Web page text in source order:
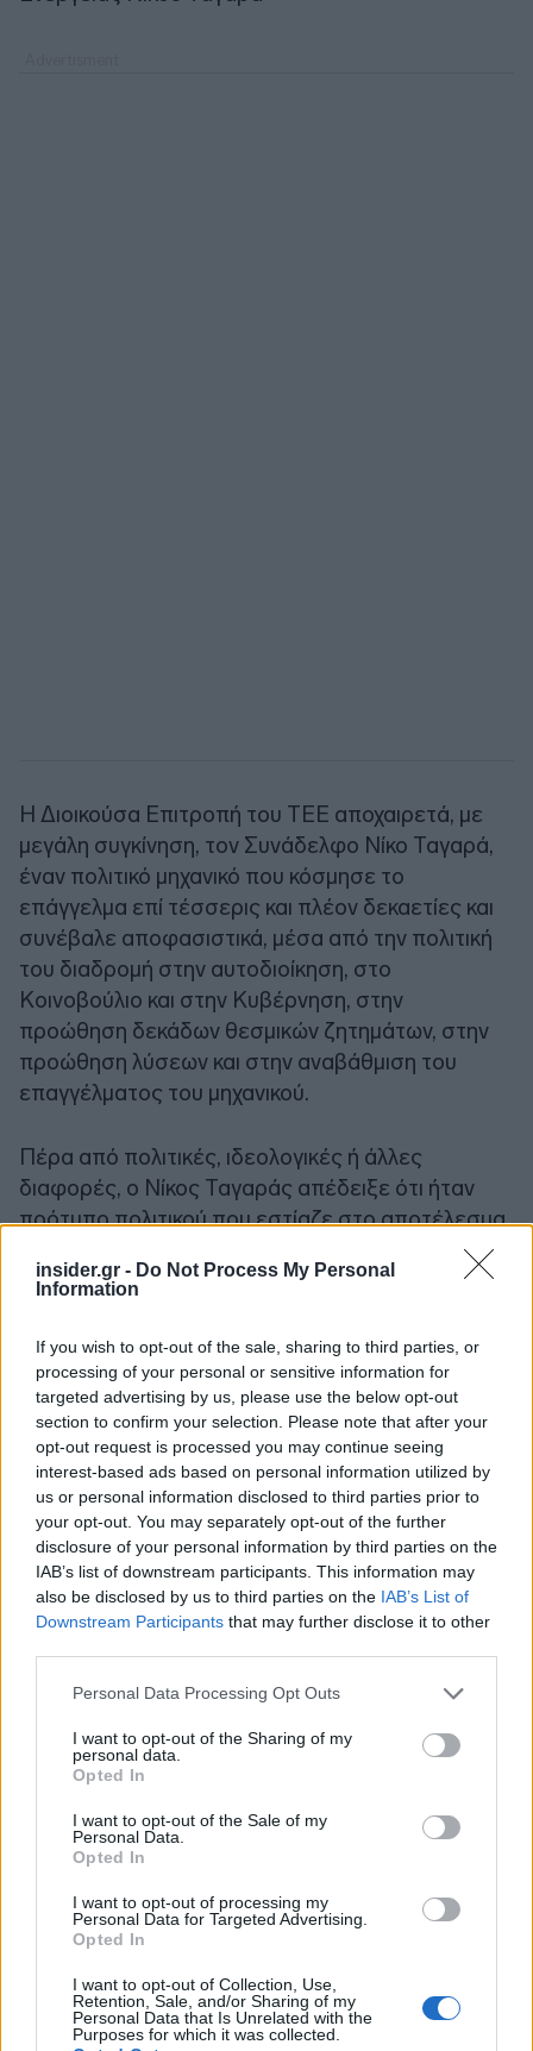
insider.gr - Do Not Process My Personal
Information
If you wish to opt-out of the sale, sharing to third parties, or
processing of your personal or sensitive information for
targeted advertising by us, please use the below opt-out
section to confirm your selection. Please note that after your
opt-out request is processed you may continue seeing
interest-based ads based on personal information utilized by
us or personal information disclosed to third parties prior to
your opt-out. You may separately opt-out of the further
disclosure of your personal information by third parties on the
IAB’s list of downstream participants. This information may
also be disclosed by us to third parties on the IAB’s List of
Downstream Participants that may further disclose it to other
Please note that this website/app uses one or more Google
not limited to your visit or usage behaviour. You may click to
grant or deny consent to Google and its third-party tags to
use your data for below specified purposes in below Google
consent section.
Personal Data Processing Opt Outs
I want to opt-out of the Sharing of my
personal data.
Opted In
I want to opt-out of the Sale of my
Personal Data.
Opted In
I want to opt-out of processing my
Personal Data for Targeted Advertising.
Opted In
I want to opt-out of Collection, Use,
Retention, Sale, and/or Sharing of my
Personal Data that Is Unrelated with the
Purposes for which it was collected.
Η Διοικούσα Επιτροπή του ΤΕΕ αποχαιρετά, με
μεγάλη συγκίνηση, τον Συνάδελφο Νίκο Ταγαρά,
έναν πολιτικό μηχανικό που κόσμησε το
επάγγελμα επί τέσσερις και πλέον δεκαετίες και
συνέβαλε αποφασιστικά, μέσα από την πολιτική
του διαδρομή στην αυτοδιοίκηση, στο
Κοινοβούλιο και στην Κυβέρνηση, στην
προώθηση δεκάδων θεσμικών ζητημάτων, στην
προώθηση λύσεων και στην αναβάθμιση του
επαγγέλματος του μηχανικού.
Πέρα από πολιτικές, ιδεολογικές ή άλλες
διαφορές, ο Νίκος Ταγαράς απέδειξε ότι ήταν
πρότυπο πολιτικού που εστίαζε στο αποτέλεσμα.
Με το έργο του, τεκμηρίωσε την ανάγκη για την
επιλογή πολιτικών με σπουδές μηχανικού σε
παραγωγικών υπουργείων. Το ΤΕΕ χάνει έναν
συνάδελφο που μεριμνούσε πάντα για όσα
απασχολούν τους μηχανικούς και προωθούσε
λύσεις για προβλήματα δεκαετιών.
Η Διοικούσα Επιτροπή του ΤΕΕ οφείλει να
αναγνωρίσει στον Νίκο Ταγαρά την καθοριστική
συμβολή του σε σειρά νομοθετημάτων τα οποία ο
ίδιος προώθησε, ή συνέβαλλε στην εφαρμογή ή
συμμετείχε στην θέσπισή τους, όπως: